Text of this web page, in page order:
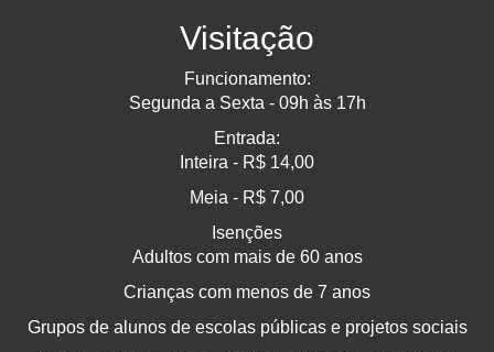
Visitação
Funcionamento:
Segunda a Sexta - 09h às 17h
Entrada:
Inteira - R$ 14,00
Meia - R$ 7,00
Isenções
Adultos com mais de 60 anos
Crianças com menos de 7 anos
Grupos de alunos de escolas públicas e projetos sociais